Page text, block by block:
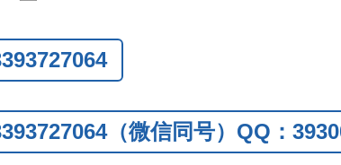
63377391/13393727064
晓东(欢迎致电,或QQ、微信
（微信同号）QQ：